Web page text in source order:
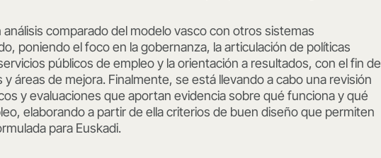
comparado del modelo vasco con otros sistemas
poniendo el foco en la gobernanza, la articulación de políticas
públicos de empleo y la orientación a resultados, con el fin de
áreas de mejora. Finalmente, se está llevando a cabo una revisión
y evaluaciones que aportan evidencia sobre qué funciona y qué
elaborando a partir de ella criterios de buen diseño que permiten
para Euskadi.